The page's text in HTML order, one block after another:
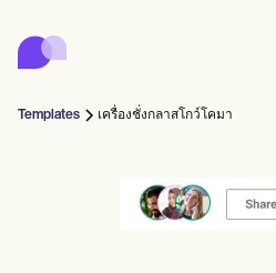
Product
การจัดตารางเวลา
บันทึกสุขภาพ
แบบฟอร์มออนไลน์
Templates เครื่องชั่งกลาสโกว์โคมา